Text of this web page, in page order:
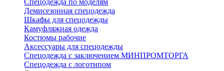
Спецодежда по моделям
Демисезонная спецодежда
Шкафы для спецодежды
Камуфляжная одежда
Костюмы рабочие
Аксессуары для спецодежды
Спецодежда с заключением МИНПРОМТОРГА
Спецодежда с логотипом